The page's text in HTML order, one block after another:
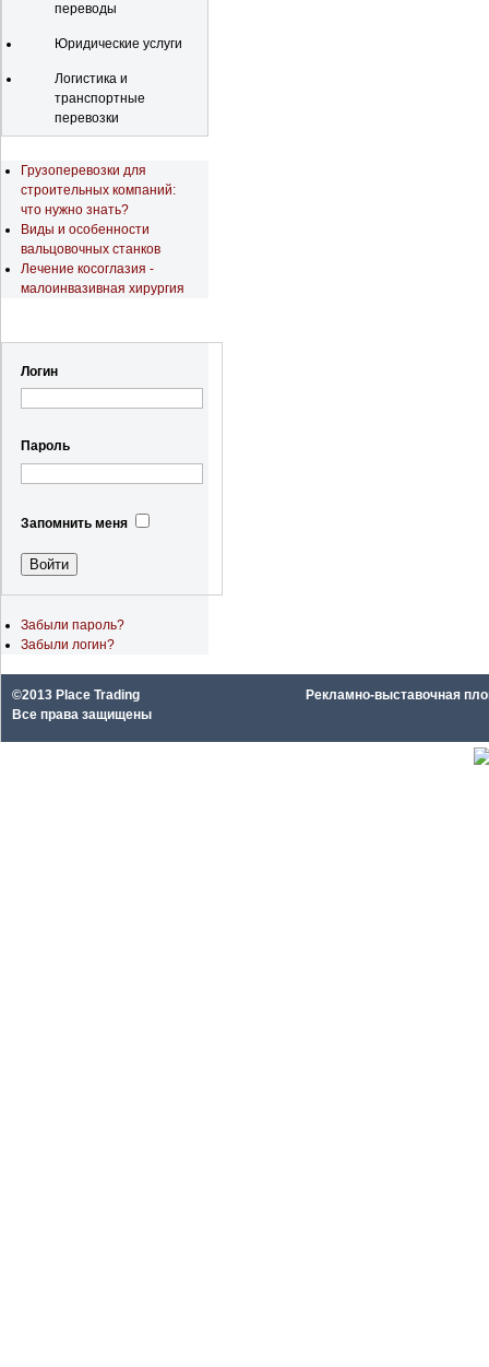
переводы
Юридические услуги
Логистика и
транспортные
перевозки
Грузоперевозки для
строительных компаний:
что нужно знать?
Виды и особенности
вальцовочных станков
Лечение косоглазия -
малоинвазивная хирургия
Логин
Пароль
Запомнить меня
Забыли пароль?
Забыли логин?
©2013 Place Trading
Все права защищены
Рекламно-выставочная